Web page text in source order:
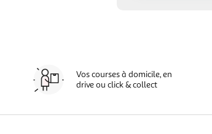
Vos courses à domicile, en
drive ou click & collect